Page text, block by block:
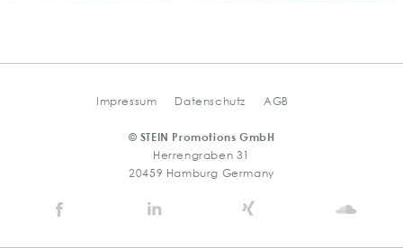
Impressum Datenschutz AGB
© STEIN Promotions GmbH
Herrengraben 31
20459 Hamburg Germany
@
@
@
Stein
@